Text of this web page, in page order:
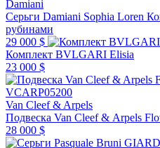
Damiani
Серьги Damiani Sophia Loren
рубинами
29 000 $
Комплект BVLGARI Elisia
23 000 $
Van Cleef & Arpels
Подвеска Van Cleef & Arpels
28 000 $